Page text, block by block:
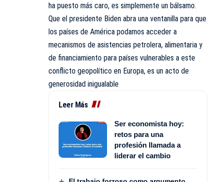
ha puesto más caro, es simplemente un bálsamo.
Que el presidente Biden abra una ventanilla para que
los países de América podamos acceder a
mecanismos de asistencias petrolera, alimentaria y
de financiamiento para países vulnerables a este
conflicto geopolítico en Europa, es un acto de
generosidad inigualable
Leer Más
Ser economista hoy:
retos para una
profesión llamada a
liderar el cambio